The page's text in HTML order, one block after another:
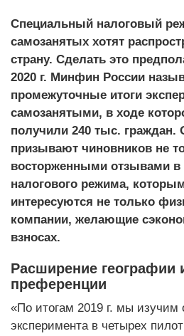
Специальный налоговый
самозанятых хотят
страну. Сделать это
2020 г. Минфин России
промежуточные итоги
самозанятыми, в ходе
получили 240 тыс. граждан.
призывают чиновников не
восторженными отзывами в
налогового режима,
интересуются не только
компании, желающие
взносах.
Расширение географии
преференции
«По итогам 2019 г. мы изучим
эксперимента в четырех